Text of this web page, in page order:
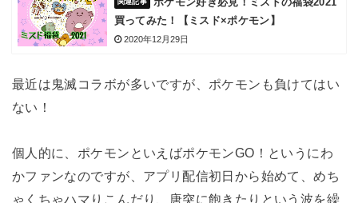
買ってみた！【ミスド×ポケモン】
2020年12月29日
最近は鬼滅コラボが多いですが、ポケモンも負けてはい
ない！
個人的に、ポケモンといえばポケモンGO！というにわ
かファンなのですが、アプリ配信初日から始めて、めち
ゃくちゃハマりこんだり、唐突に飽きたりという波を繰